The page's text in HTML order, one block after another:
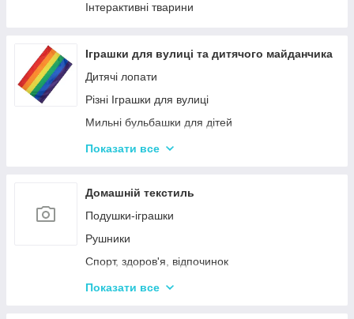
Інтерактивні тварини
Іграшки для вулиці та дитячого майданчика
Дитячі лопати
Різні Іграшки для вулиці
Мильні бульбашки для дітей
Гойдалки для дітей
Гірки для дитячого майданчика
Зимові іграшки для вулиці
Повітряні змії
Показати все
Домашній текстиль
Подушки-іграшки
Рушники
Спорт, здоров'я, відпочинок
Краса та здоров'я
Показати все